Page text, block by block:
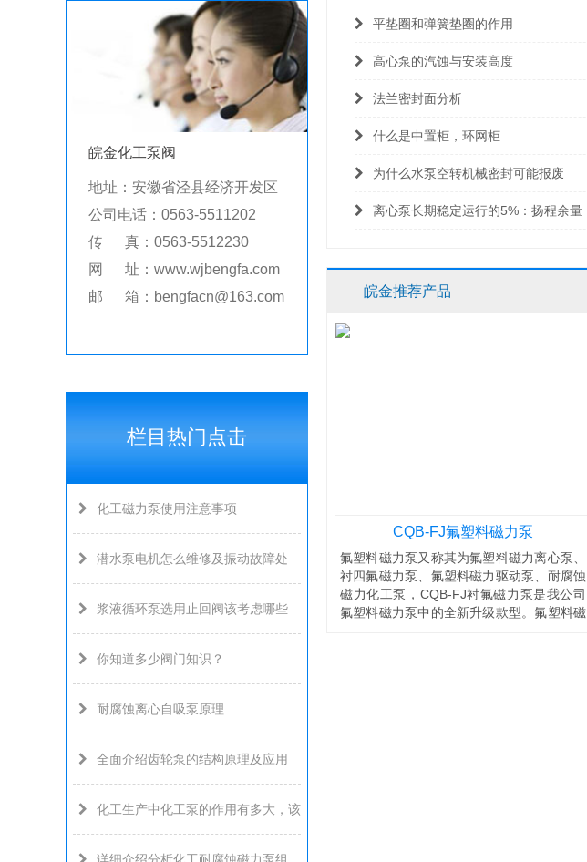
皖金化工泵阀
地址：安徽省泾县经济开发区
公司电话：0563-5511202
传 真：0563-5512230
网 址：www.wjbengfa.com
邮 箱：bengfacn@163.com
栏目热门点击
化工磁力泵使用注意事项
潜水泵电机怎么维修及振动故障处
浆液循环泵选用止回阀该考虑哪些
你知道多少阀门知识？
耐腐蚀离心自吸泵原理
全面介绍齿轮泵的结构原理及应用
化工生产中化工泵的作用有多大，该
平垫圈和弹簧垫圈的作用
高心泵的汽蚀与安装高度
法兰密封面分析
什么是中置柜，环网柜
为什么水泵空转机械密封可能报废
离心泵长期稳定运行的5%：扬程余量
皖金推荐产品
CQB-FJ氟塑料磁力泵
氟塑料磁力泵又称其为氟塑料磁力离心泵、
衬四氟磁力泵、氟塑料磁力驱动泵、耐腐蚀
磁力化工泵，CQB-FJ衬氟磁力泵是我公司
氟塑料磁力泵中的全新升级款型。氟塑料磁